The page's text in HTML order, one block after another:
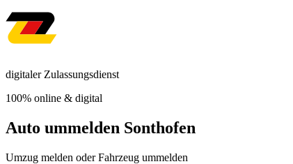
digitaler Zulassungsdienst
100% online & digital
Auto ummelden Sonthofen
Umzug melden oder Fahrzeug ummelden